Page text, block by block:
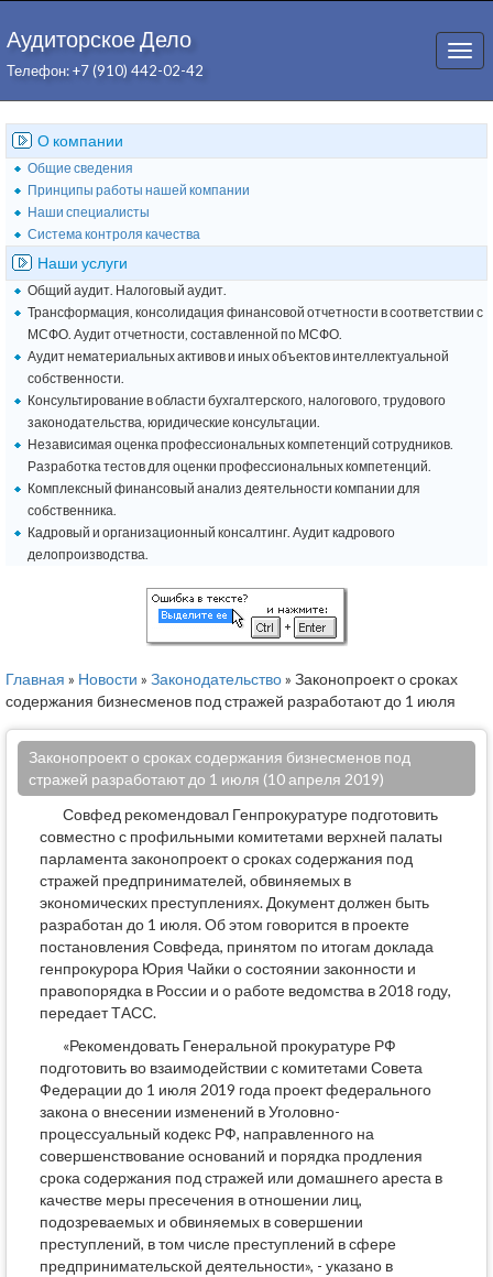
Аудиторское Дело
Телефон: +7 (910) 442-02-42
О компании
Общие сведения
Принципы работы нашей компании
Наши специалисты
Система контроля качества
Наши услуги
Общий аудит. Налоговый аудит.
Трансформация, консолидация финансовой отчетности в соответствии с
МСФО. Аудит отчетности, составленной по МСФО.
Аудит нематериальных активов и иных объектов интеллектуальной
собственности.
Консультирование в области бухгалтерского, налогового, трудового
законодательства, юридические консультации.
Независимая оценка профессиональных компетенций сотрудников.
Разработка тестов для оценки профессиональных компетенций.
Комплексный финансовый анализ деятельности компании для
собственника.
Кадровый и организационный консалтинг. Аудит кадрового
делопроизводства.
Главная » Новости » Законодательство» Законопроект о сроках
содержания бизнесменов под стражей разработают до 1 июля
Законопроект о сроках содержания бизнесменов под
стражей разработают до 1 июля (10 апреля 2019)
Совфед рекомендовал Генпрокуратуре подготовить
совместно с профильными комитетами верхней палаты
парламента законопроект о сроках содержания под
стражей предпринимателей, обвиняемых в
экономических преступлениях. Документ должен быть
разработан до 1 июля. Об этом говорится в проекте
постановления Совфеда, принятом по итогам доклада
генпрокурора Юрия Чайки о состоянии законности и
правопорядка в России и о работе ведомства в 2018 году,
передает ТАСС.
«Рекомендовать Генеральной прокуратуре РФ
подготовить во взаимодействии с комитетами Совета
Федерации до 1 июля 2019 года проект федерального
закона о внесении изменений в Уголовно-
процессуальный кодекс РФ, направленного на
совершенствование оснований и порядка продления
срока содержания под стражей или домашнего ареста в
качестве меры пресечения в отношении лиц,
подозреваемых и обвиняемых в совершении
преступлений, в том числе преступлений в сфере
предпринимательской деятельности», - указано в